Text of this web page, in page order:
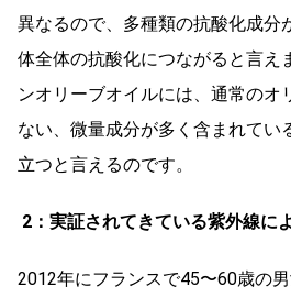
異なるので、多種類の抗酸化成分
体全体の抗酸化につながると言え
ンオリーブオイルには、通常のオ
ない、微量成分が多く含まれてい
立つと言えるのです。
2：実証されてきている紫外線に
2012年にフランスで45〜60歳の